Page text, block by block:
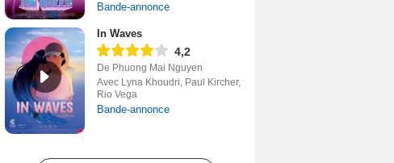
Bande-annonce
In Waves
4,2
De Phuong Mai Nguyen
Avec Lyna Khoudri, Paul Kircher,
Rio Vega
Bande-annonce